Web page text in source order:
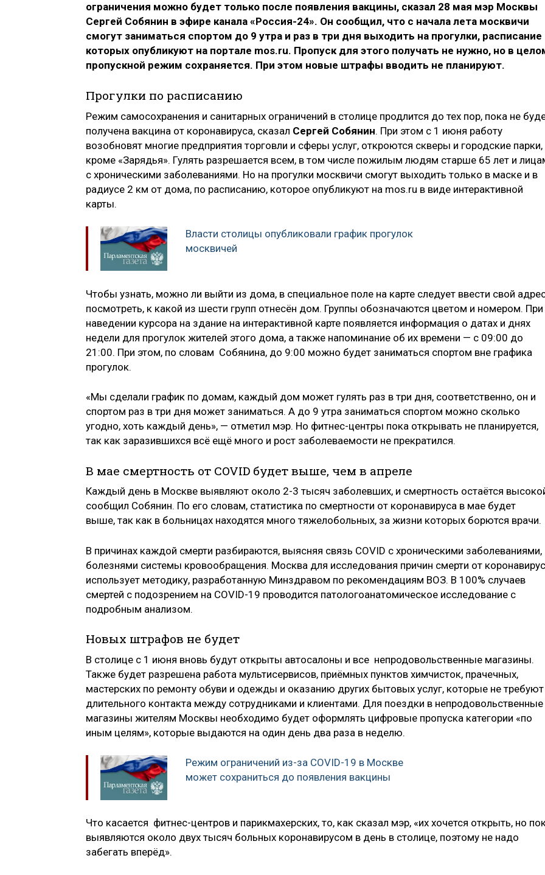
ограничения можно будет только после появления вакцины, сказал 28 мая мэр Москвы
Сергей Собянин в эфире канала «Россия-24». Он сообщил, что с начала лета москвичи
смогут заниматься спортом до 9 утра и раз в три дня выходить на прогулки, расписание
которых опубликуют на портале mos.ru. Пропуск для этого получать не нужно, но в
пропускной режим сохраняется. При этом новые штрафы вводить не планируют.
Прогулки по расписанию
Режим самосохранения и санитарных ограничений в столице продлится до тех пор, пока не
получена вакцина от коронавируса, сказал Сергей Собянин. При этом с 1 июня работу
возобновят многие предприятия торговли и сферы услуг, откроются скверы и городские парки,
кроме «Зарядья». Гулять разрешается всем, в том числе пожилым людям старше 65 лет и
с хроническими заболеваниями. Но на прогулки москвичи смогут выходить только в маске и в
радиусе 2 км от дома, по расписанию, которое опубликуют на mos.ru в виде интерактивной
карты.
Власти столицы опубликовали график прогулок
москвичей
Чтобы узнать, можно ли выйти из дома, в специальное поле на карте следует ввести свой
посмотреть, к какой из шести групп отнесён дом. Группы обозначаются цветом и номером. При
наведении курсора на здание на интерактивной карте появляется информация о датах и днях
недели для прогулок жителей этого дома, а также напоминание об их времени — с 09:00 до
21:00. При этом, по словам Собянина, до 9:00 можно будет заниматься спортом вне графика
прогулок.
«Мы сделали график по домам, каждый дом может гулять раз в три дня, соответственно, он и
спортом раз в три дня может заниматься. А до 9 утра заниматься спортом можно сколько
угодно, хоть каждый день», — отметил мэр. Но фитнес-центры пока открывать не планируется,
так как заразившихся всё ещё много и рост заболеваемости не прекратился.
В мае смертность от COVID будет выше, чем в апреле
Каждый день в Москве выявляют около 2-3 тысяч заболевших, и смертность остаётся
сообщил Собянин. По его словам, статистика по смертности от коронавируса в мае будет
выше, так как в больницах находятся много тяжелобольных, за жизни которых борются врачи.
В причинах каждой смерти разбираются, выясняя связь COVID с хроническими заболеваниями,
болезнями системы кровообращения. Москва для исследования причин смерти от
использует методику, разработанную Минздравом по рекомендациям ВОЗ. В 100% случаев
смертей с подозрением на COVID-19 проводится патологоанатомическое исследование с
подробным анализом.
Новых штрафов не будет
В столице с 1 июня вновь будут открыты автосалоны и все непродовольственные магазины.
Также будет разрешена работа мультисервисов, приёмных пунктов химчисток, прачечных,
мастерских по ремонту обуви и одежды и оказанию других бытовых услуг, которые не требуют
длительного контакта между сотрудниками и клиентами. Для поездки в непродовольственные
магазины жителям Москвы необходимо будет оформлять цифровые пропуска категории «по
иным целям», которые выдаются на один день два раза в неделю.
Режим ограничений из-за COVID-19 в Москве
может сохраниться до появления вакцины
Что касается фитнес-центров и парикмахерских, то, как сказал мэр, «их хочется открыть, но
выявляются около двух тысяч больных коронавирусом в день в столице, поэтому не надо
забегать вперёд».